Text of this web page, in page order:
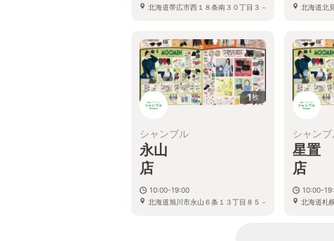
北海道帯広市西１８条南３０丁目３－
北海道北
1枚
シャンブル
永山
10:00-19:00
北海道旭川市永山６条１３丁目８５－
シャン
星置
10:00-
北海道札